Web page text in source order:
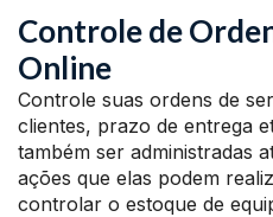
Controle de
Online
Controle suas ordens de
clientes, prazo de entrega
também ser administradas
ações que elas podem
controlar o estoque de